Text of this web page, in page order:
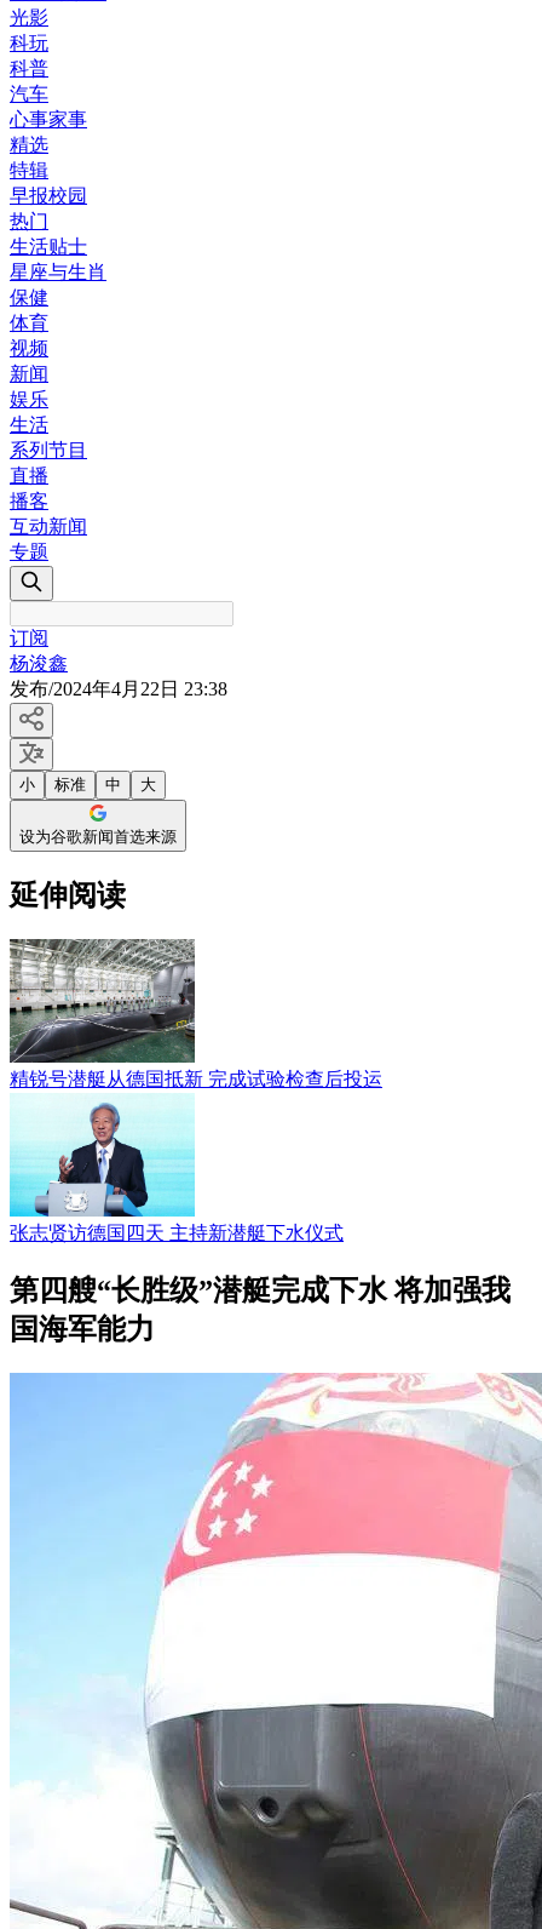
光影
科玩
科普
汽车
心事家事
精选
特辑
早报校园
热门
生活贴士
星座与生肖
保健
体育
视频
新闻
娱乐
生活
系列节目
直播
播客
互动新闻
专题
订阅
杨浚鑫
发布/2024年4月22日 23:38
小 标准 中 大
设为谷歌新闻首选来源
延伸阅读
精锐号潜艇从德国抵新 完成试验检查后投运
张志贤访德国四天 主持新潜艇下水仪式
第四艘“长胜级”潜艇完成下水 将加强我
国海军能力